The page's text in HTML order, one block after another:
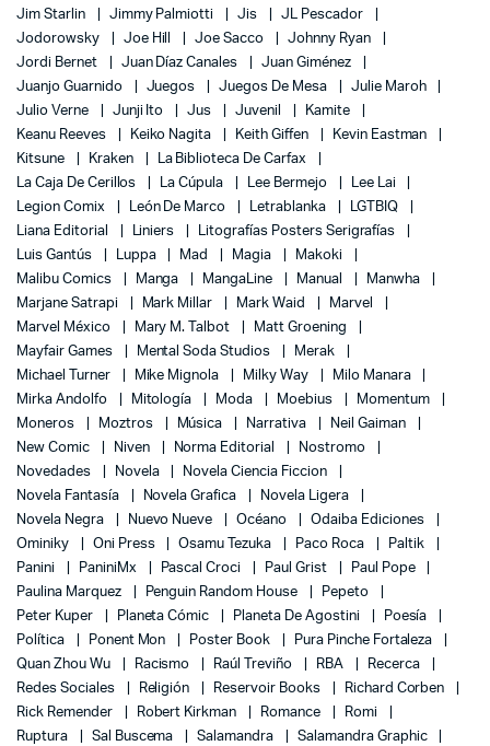
Jim Starlin
Jimmy Palmiotti Jis
JL Pescador
Jodorowsky
Joe Hill Joe Sacco
Johnny Ryan
Jordi Bernet
Juan Díaz Canales
Juan Giménez
Juanjo Guarnido
Juegos Juegos De Mesa
Julie Maroh
Julio Verne
Junji Ito Jus Juvenil
Kamite
Keanu Reeves
Keiko Nagita Keith Giffen
Kevin Eastman
Kitsune
Kraken
La Biblioteca De Carfax
La Caja De Cerillos
La Cúpula Lee Bermejo
Lee Lai
Legion Comix
León De Marco Letrablanka
LGTBIQ
Liana Editorial
Liniers
Litografías Posters Serigrafías
Luis Gantús
Luppa Mad Magia
Makoki
Malibu Comics
Manga MangaLine Manual
Manwha
Marjane Satrapi
Mark Millar Mark Waid
Marvel
Marvel México
Mary M. Talbot
Matt Groening
Mayfair Games
Mental Soda Studios
Merak
Michael Turner
Mike Mignola Milky Way
Milo Manara
Mirka Andolfo
Mitología Moda Moebius
Momentum
Moneros
Moztros Música Narrativa
Neil Gaiman
New Comic
Niven Norma Editorial
Nostromo
Novedades
Novela
Novela Ciencia Ficcion
Novela Fantasía
Novela Grafica
Novela Ligera
Novela Negra
Nuevo Nueve Océano
Odaiba Ediciones
Ominiky
Oni Press Osamu Tezuka Paco Roca
Paltik
Panini
PaniniMx Pascal Croci Paul Grist
Paul Pope
Paulina Marquez
Penguin Random House
Pepeto
Peter Kuper
Planeta Cómic Planeta De Agostini
Poesía
Política
Ponent Mon Poster Book
Pura Pinche Fortaleza
Quan Zhou Wu
Racismo Raúl Treviño RBA
Recerca
Redes Sociales
Religión Reservoir Books
Richard Corben
Rick Remender
Robert Kirkman Romance
Romi
Ruptura
Sal Buscema Salamandra
Salamandra Graphic